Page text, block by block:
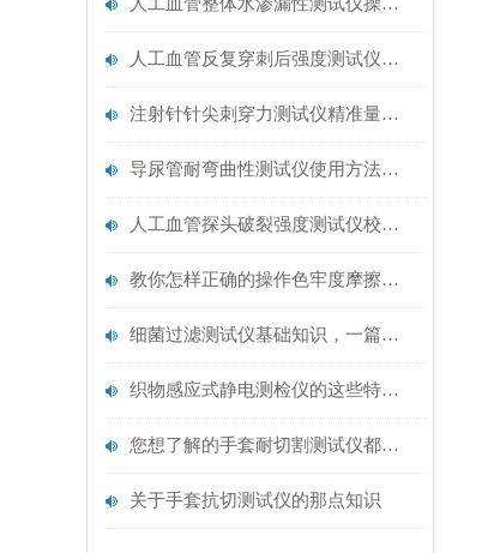
人工血管反复穿刺后强度测试仪是什么？透析患者的“生命管“质量靠它把关！
注射针针尖刺穿力测试仪精准量化针尖锋利度，构筑临床安全防线
导尿管耐弯曲性测试仪使用方法与操作规范
人工血管探头破裂强度测试仪校准规范：精准赋能医疗安全的技术基准
教你怎样正确的操作色牢度摩擦测试机
细菌过滤测试仪基础知识，一篇搞定
织物感应式静电测检仪的这些特点很少有人都知道
您想了解的手套耐切割测试仪都在这里了
关于手套抗切测试仪的那点知识